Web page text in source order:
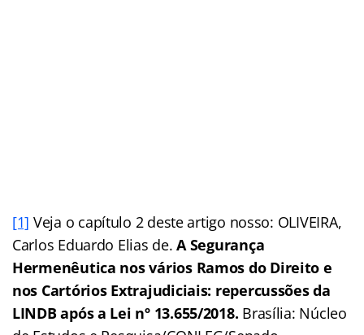
[1] Veja o capítulo 2 deste artigo nosso: OLIVEIRA,
Carlos Eduardo Elias de.A Segurança
Hermenêutica nos vários Ramos do Direito e
nos Cartórios Extrajudiciais: repercussões da
LINDB após a Lei nº 13.655/2018. Brasília: Núcleo